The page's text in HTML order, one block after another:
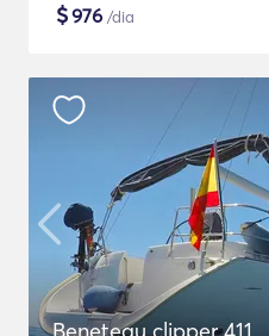
$976 /dia